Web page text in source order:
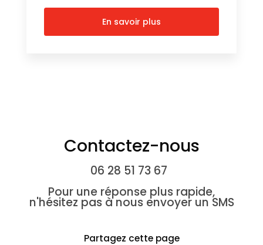
En savoir plus
Contactez-nous
06 28 51 73 67
Pour une réponse plus rapide,
n'hésitez pas à nous envoyer un SMS
Partagez cette page